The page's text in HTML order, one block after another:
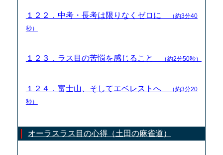
１２２．中考・長考は限りなくゼロに
（約3分40
秒）
１２３．ラス目の苦悩を感じること （約2分50秒）
１２４．富士山、そしてエベレストへ
（約3分20
秒）
オーラスラス目の心得（土田の麻雀道）